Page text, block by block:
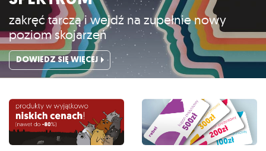
zakręć tarczą i wejdź na zupełnie nowy
poziom skojarzeń
DOWIEDZ SIĘ WIĘCEJ